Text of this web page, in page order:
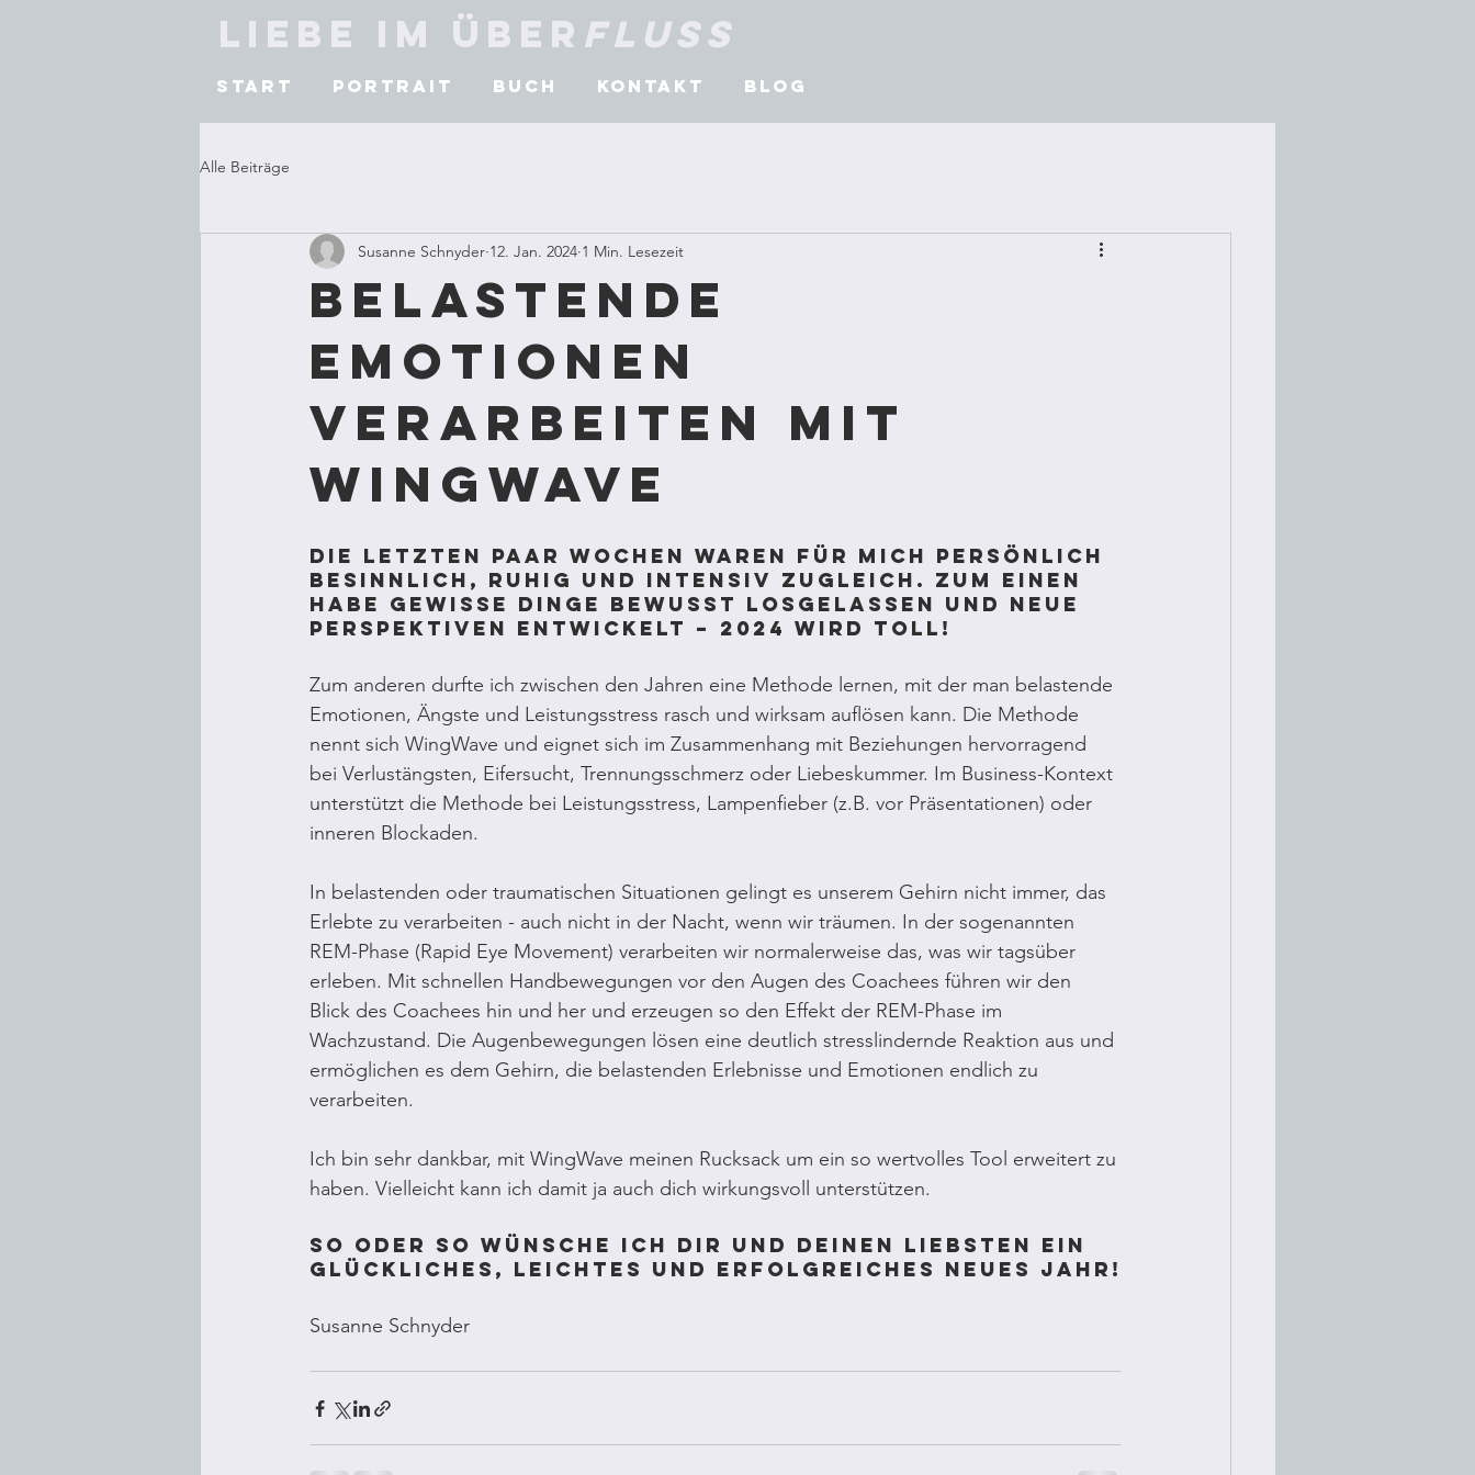
Liebe im Über fluss
Start Portrait Buch Kontakt Blog
Alle Beiträge
Belastende
Emotionen
verarbeiten mit
WingWave
Susanne Schnyder 12. Jan. 2024 1 Min. Lesezeit
Die letzten paar Wochen waren für mich persönlich
besinnlich, ruhig und intensiv zugleich. Zum einen
habe gewisse Dinge bewusst losgelassen und neue
Perspektiven entwickelt – 2024 wird toll!
Zum anderen durfte ich zwischen den Jahren eine Methode lernen, mit der man belastende
Emotionen, Ängste und Leistungsstress rasch und wirksam auflösen kann. Die Methode
nennt sich WingWave und eignet sich im Zusammenhang mit Beziehungen hervorragend
bei Verlustängsten, Eifersucht, Trennungsschmerz oder Liebeskummer. Im Business-Kontext
unterstützt die Methode bei Leistungsstress, Lampenfieber (z.B. vor Präsentationen) oder
inneren Blockaden.
In belastenden oder traumatischen Situationen gelingt es unserem Gehirn nicht immer, das
Erlebte zu verarbeiten - auch nicht in der Nacht, wenn wir träumen. In der sogenannten
REM-Phase (Rapid Eye Movement) verarbeiten wir normalerweise das, was wir tagsüber
erleben. Mit schnellen Handbewegungen vor den Augen des Coachees führen wir den
Blick des Coachees hin und her und erzeugen so den Effekt der REM-Phase im
Wachzustand. Die Augenbewegungen lösen eine deutlich stresslindernde Reaktion aus und
ermöglichen es dem Gehirn, die belastenden Erlebnisse und Emotionen endlich zu
verarbeiten.
Ich bin sehr dankbar, mit WingWave meinen Rucksack um ein so wertvolles Tool erweitert zu
haben. Vielleicht kann ich damit ja auch dich wirkungsvoll unterstützen.
So oder so wünsche ich dir und deinen liebsten ein
glückliches, leichtes und erfolgreiches Neues Jahr!
Susanne Schnyder